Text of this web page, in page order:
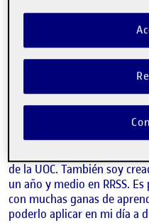
¡Buenas! Disculpad la
Soy Jennifer Alcoholado,
pero vivo en Barcelona por
audiovisual, pues llevo 6
Informativos Telecinco,
llegar a ser una buena
iniciar esta aventura de
de la UOC. También soy
un año y medio en RRSS.
con muchas ganas de
poderlo aplicar en mi día a